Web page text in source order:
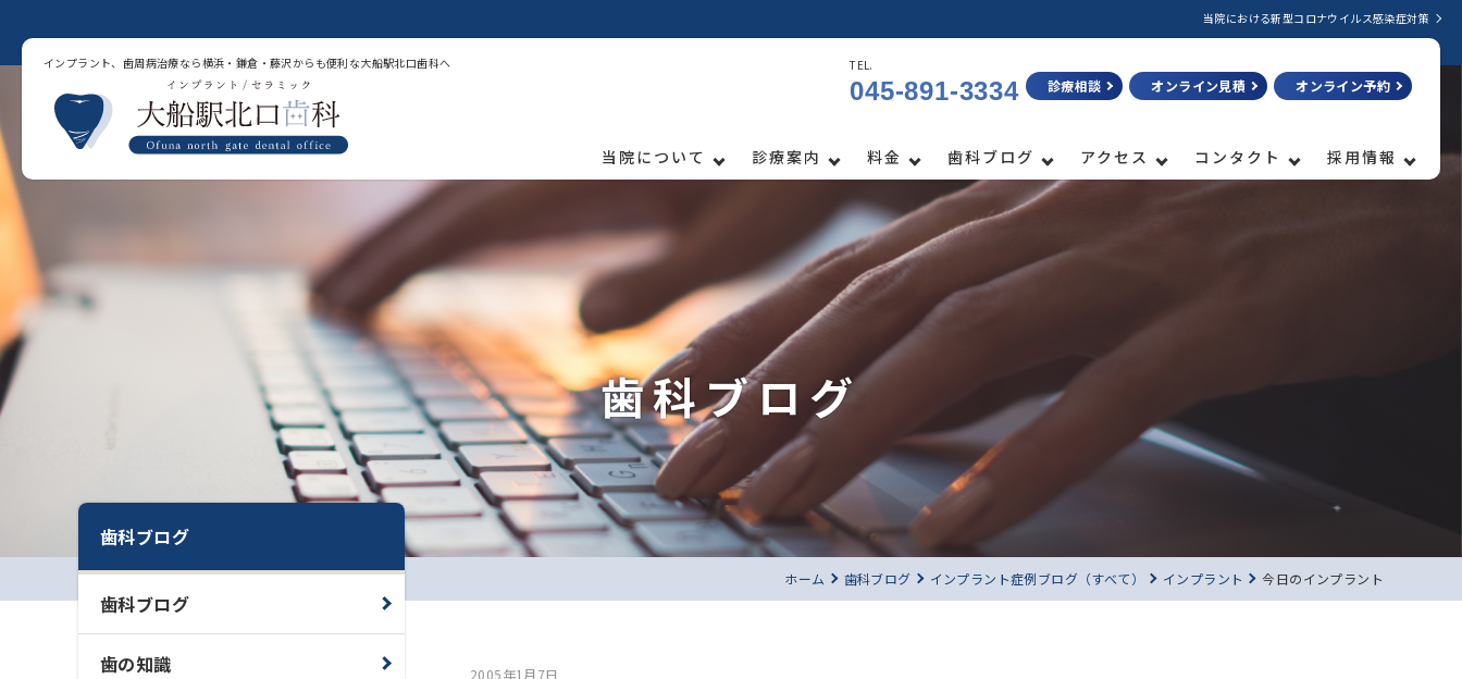
当院における新型コロナウイルス感染症対策
インプラント、歯周病治療なら横浜・鎌倉・藤沢からも便利な大船駅北口歯科へ TEL.
045-891-3334 診療相談 オンライン見積 オンライン予約
当院について 診療案内 料金 歯科ブログ アクセス コンタクト 採用情報
歯科ブログ
ホーム 歯科ブログ インプラント症例ブログ（すべて） インプラント 今日のインプラント
歯科ブログ
歯科ブログ
歯の知識 2005年1月7日